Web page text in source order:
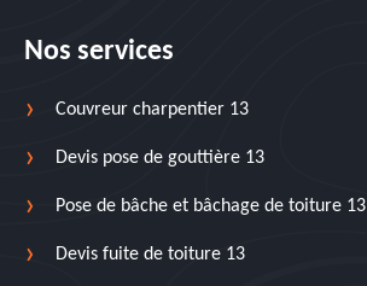
Nos services
Couvreur charpentier 13
Devis pose de gouttière 13
Pose de bâche et bâchage de toiture 13
Devis fuite de toiture 13